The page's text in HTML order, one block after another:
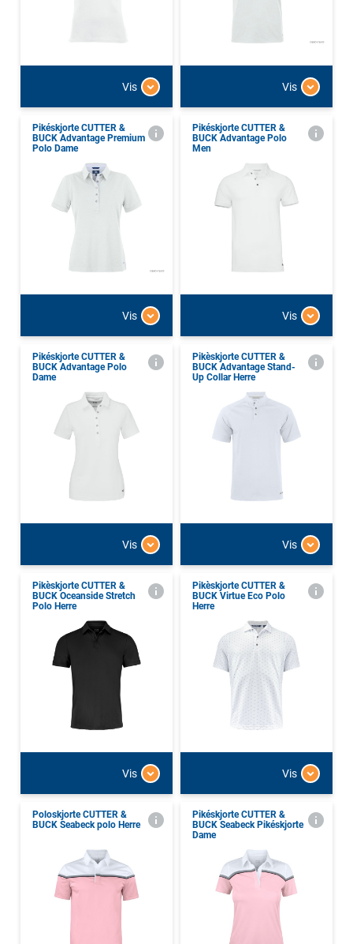
Vis Vis
Pikéskjorte CUTTER &
BUCK Advantage Premium
Polo Dame
Vis
Pikéskjorte CUTTER &
BUCK Advantage Polo
Men
Vis
Pikéskjorte CUTTER &
BUCK Advantage Polo
Dame
Vis
Pikèskjorte CUTTER &
BUCK Advantage Stand-
Up Collar Herre
Vis
Pikèskjorte CUTTER &
BUCK Oceanside Stretch
Polo Herre
Vis
Pikèskjorte CUTTER &
BUCK Virtue Eco Polo
Herre
Vis
Poloskjorte CUTTER &
BUCK Seabeck polo Herre
Pikéskjorte CUTTER &
BUCK Seabeck Pikéskjorte
Dame